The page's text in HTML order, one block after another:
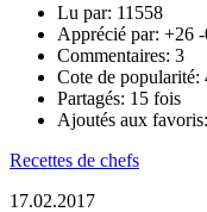
Lu par: 11558
Apprécié par: +26
Commentaires: 3
Cote de popularité:
Partagés: 15 fois
Ajoutés aux
Recettes de chefs
17.02.2017